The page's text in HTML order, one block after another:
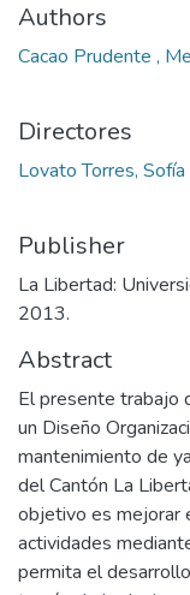
Authors
Cacao Prudente ,
Directores
Lovato Torres, Sofía
Publisher
La Libertad:
2013.
Abstract
El presente trabajo
un Diseño
mantenimiento de
del Cantón La
objetivo es mejorar
actividades
permita el